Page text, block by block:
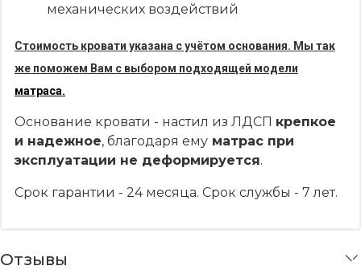
механических воздействий
Стоимость кровати указана с учётом основания. Мы так
же поможем Вам с выбором подходящей модели
матраса.
Основание кровати - настил из ЛДСП крепкое
и надежное, благодаря ему матрас при
эксплуатации не деформируется.
Срок гарантии - 24 месяца. Срок службы - 7 лет.
Отзывы